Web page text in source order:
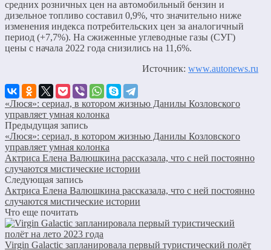
средних розничных цен на автомобильный бензин и
дизельное топливо составил 0,9%, что значительно ниже
изменения индекса потребительских цен за аналогичный
период (+7,7%). На сжиженные углеводные газы (СУГ)
цены с начала 2022 года снизились на 11,6%.
Источник:www.autonews.ru
«Люся»: сериал, в котором жизнью Данилы Козловского
управляет умная колонка
Предыдущая запись
«Люся»: сериал, в котором жизнью Данилы Козловского
управляет умная колонка
Актриса Елена Валюшкина рассказала, что с ней постоянно
случаются мистические истории
Следующая запись
Актриса Елена Валюшкина рассказала, что с ней постоянно
случаются мистические истории
Что еще почитать
Virgin Galactic запланировала первый туристический полёт